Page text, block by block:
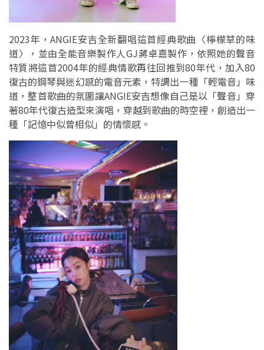
2023年，ANGIE安吉全新翻唱這首經典歌曲〈檸檬草的味
道〉，並由全能音樂製作人GJ蔣卓嘉製作，依照她的聲音
特質將這首2004年的經典情歌再往回推到80年代，加入80
復古的鋼琴與迷幻感的電音元素，特調出一種「輕電音」味
道，整首歌曲的氛圍讓ANGIE安吉想像自己是以「聲音」穿
著80年代復古造型來演唱，穿越到歌曲的時空裡，創造出一
種「記憶中似曾相似」的情懷感。